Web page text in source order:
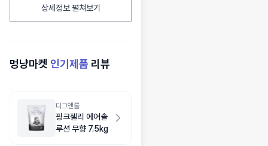
상세정보 펼쳐보기
멍냥마켓 인기제품 리뷰
디그앤롤
핑크젤리 에어솔
루션 무향 7.5kg